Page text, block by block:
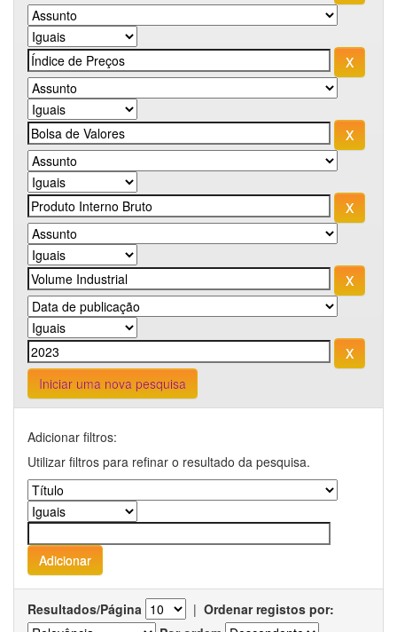
Iniciar uma nova pesquisa
Adicionar filtros:
Utilizar filtros para refinar o resultado da pesquisa.
Resultados/Página | Ordenar registos por: